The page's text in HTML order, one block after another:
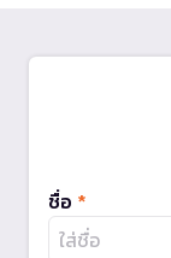
ชื่อ *